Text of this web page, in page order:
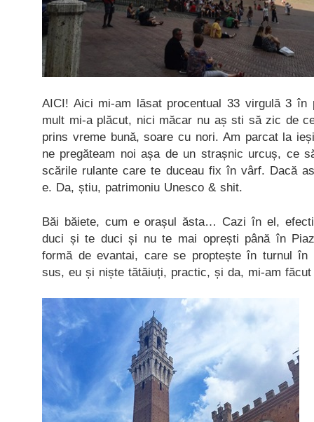
AICI! Aici mi-am lăsat procentual 33 virgulă 3 în
mult mi-a plăcut, nici măcar nu aș sti să zic de
prins vreme bună, soare cu nori. Am parcat la
ne pregăteam noi așa de un strașnic urcuș, ce
scările rulante care te duceau fix în vârf. Dacă
e. Da, știu, patrimoniu Unesco & shit.
Băi băiete, cum e orașul ăsta… Cazi în el,
duci și te duci și nu te mai oprești până în
formă de evantai, care se proptește în turnul în
sus, eu și niște tătăiuți, practic, și da, mi-am